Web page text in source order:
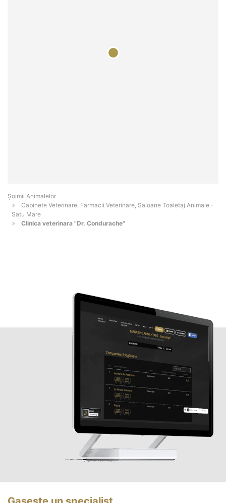
Şoimii Animalelor
Cabinete Veterinare, Farmacii Veterinare, Saloane Toaletaj Animale -
Satu Mare
Clinica veterinara "Dr. Condurache"